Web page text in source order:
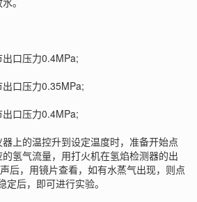
口压力0.4MPa;
口压力0.35MPa;
口压力0.4MPa;
的温控升到设定温度时，准备开始点
氢气流量，用打火机在氢焰检测器的出
后，用镜片查看，如有水蒸气出现，则点
后，即可进行实验。